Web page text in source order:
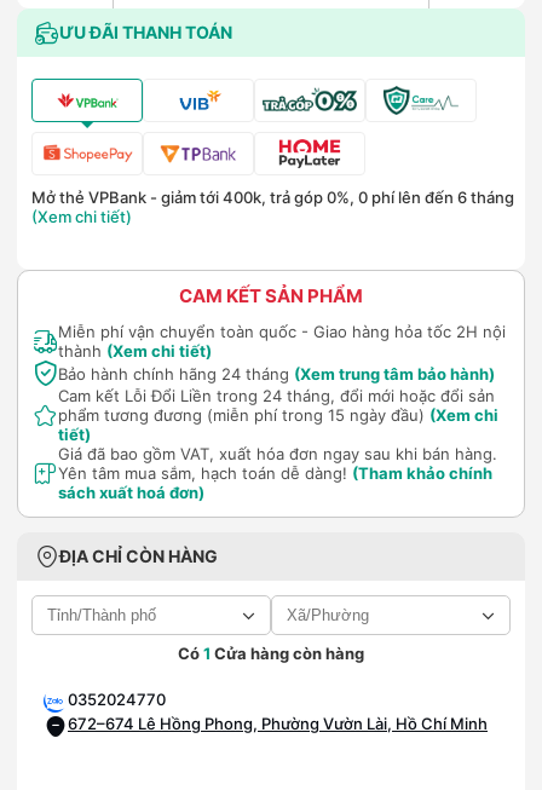
ƯU ĐÃI THANH TOÁN
Mở thẻ VPBank - giảm tới 400k, trả góp 0%, 0 phí lên đến 6 tháng
(Xem chi tiết)
CAM KẾT SẢN PHẨM
Miễn phí vận chuyển toàn quốc - Giao hàng hỏa tốc 2H nội
thành (Xem chi tiết)
Bảo hành chính hãng 24 tháng (Xem trung tâm bảo hành)
Cam kết Lỗi Đổi Liền trong 24 tháng, đổi mới hoặc đổi sản
phẩm tương đương (miễn phí trong 15 ngày đầu) (Xem chi
tiết)
Giá đã bao gồm VAT, xuất hóa đơn ngay sau khi bán hàng.
Yên tâm mua sắm, hạch toán dễ dàng! (Tham khảo chính
sách xuất hoá đơn)
ĐỊA CHỈ CÒN HÀNG
Có1 Cửa hàng còn hàng
0352024770
672–674 Lê Hồng Phong, Phường Vườn Lài, Hồ Chí Minh